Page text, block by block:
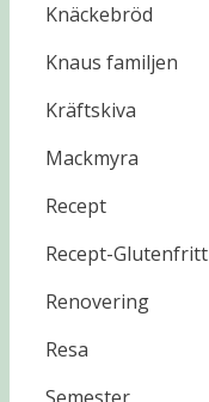
Knäckebröd
Knaus familjen
Kräftskiva
Mackmyra
Recept
Recept-Glutenfritt
Renovering
Resa